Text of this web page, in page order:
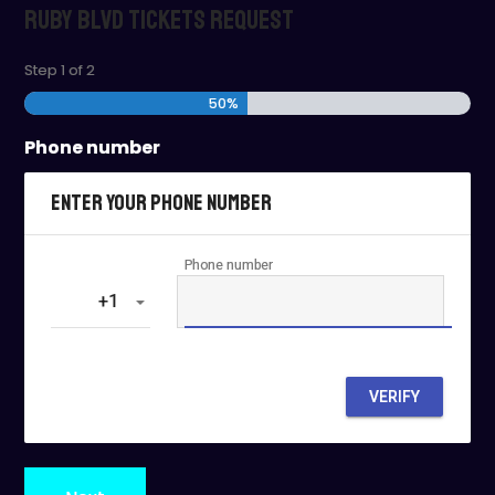
Ruby Blvd Tickets Request
Step1 of2
50%
Phone number
Enter your phone number
‎+1
Phone number
VERIFY